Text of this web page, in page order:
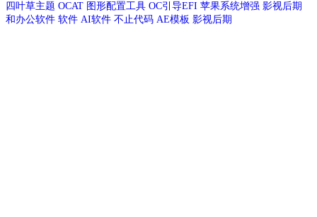
四叶草主题 OCAT 图形配置工具 OC引导EFI 苹果系统增强 影视后期
和办公软件 软件 AI软件 不止代码 AE模板 影视后期